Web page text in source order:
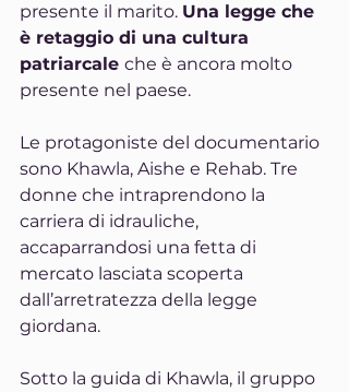
presente il marito. Una legge che
è retaggio di una cultura
patriarcale che è ancora molto
presente nel paese.
Le protagoniste del documentario
sono Khawla, Aishe e Rehab. Tre
donne che intraprendono la
carriera di idrauliche,
accaparrandosi una fetta di
mercato lasciata scoperta
dall’arretratezza della legge
giordana.
Sotto la guida di Khawla, il gruppo